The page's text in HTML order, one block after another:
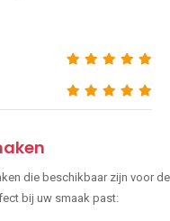
die beschikbaar zijn voor de
bij uw smaak past: